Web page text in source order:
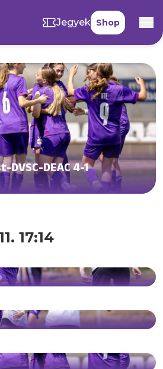
Jegyek Shop
DVSC-DEAC 4-1
17:14